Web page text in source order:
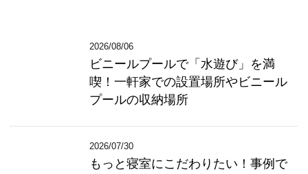
2026/08/06
ビニールプールで「水遊び」を満
喫！一軒家での設置場所やビニール
プールの収納場所
2026/07/30
もっと寝室にこだわりたい！事例で